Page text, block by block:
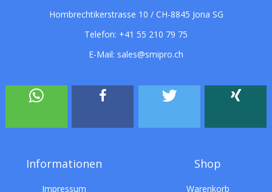
Hombrechtikerstrasse 10 / CH-8845 Jona SG
Telefon: +41 55 210 79 75
E-Mail: sales@smipro.ch
Informationen
Impressum
Shop
Warenkorb